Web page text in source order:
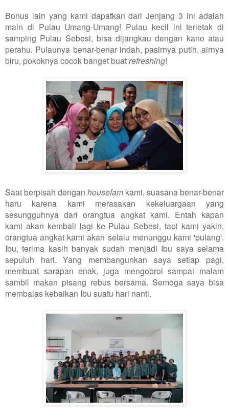
Bonus lain yang kami dapatkan dari Jenjang 3 ini adalah
main di Pulau Umang-Umang! Pulau kecil ini terletak di
samping Pulau Sebesi, bisa dijangkau dengan kano atau
perahu. Pulaunya benar-benar indah, pasirnya putih, airnya
biru, pokoknya cocok banget buatrefreshing!
Saat berpisah dengan housefam kami, suasana benar-benar
haru karena kami merasakan kekeluargaan yang
sesungguhnya dari orangtua angkat kami. Entah kapan
kami akan kembali lagi ke Pulau Sebesi, tapi kami yakin,
orangtua angkat kami akan selalu menunggu kami 'pulang'.
Ibu, terima kasih banyak sudah menjadi Ibu saya selama
sepuluh hari. Yang membangunkan saya setiap pagi,
membuat sarapan enak, juga mengobrol sampai malam
sambil makan pisang rebus bersama. Semoga saya bisa
membalas kebaikan Ibu suatu hari nanti.